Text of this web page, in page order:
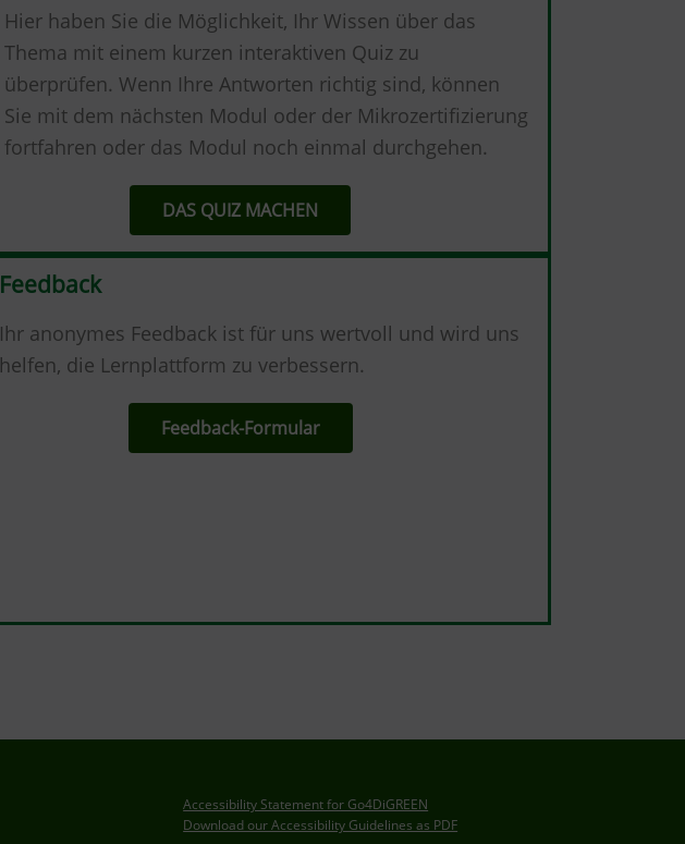
Hier haben Sie die Möglichkeit, Ihr Wissen über das
Thema mit einem kurzen interaktiven Quiz zu
überprüfen. Wenn Ihre Antworten richtig sind, können
Sie mit dem nächsten Modul oder der Mikrozertifizierung
fortfahren oder das Modul noch einmal durchgehen.
DAS QUIZ MACHEN
Feedback
Ihr anonymes Feedback ist für uns wertvoll und wird uns
helfen, die Lernplattform zu verbessern.
Feedback-Formular
Accessibility Statement for Go4DiGREEN
Download our Accessibility Guidelines as PDF